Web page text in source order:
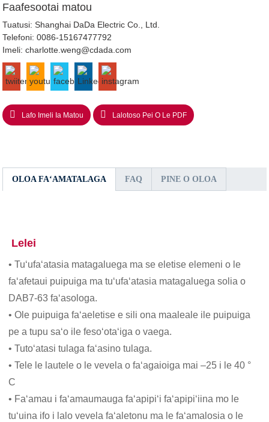
Faafesootai matou
Tuatusi: Shanghai DaDa Electric Co., Ltd.
Telefoni:0086-15167477792
Imeli:charlotte.weng@cdada.com
Lafo Imeli Ia Matou Lalotoso Pei O Le PDF
OLOA FAʻAMATALAGA FAQ PINE O OLOA
Lelei
• Tuʻufaʻatasia matagaluega ma se eletise elemeni o le
faʻafetaui puipuiga ma tuʻufaʻatasia matagaluega solia o
DAB7-63 faʻasologa.
• Ole puipuiga faʻaeletise e sili ona maaleale ile puipuiga
pe a tupu saʻo ile fesoʻotaʻiga o vaega.
• Tutoʻatasi tulaga faʻasino tulaga.
• Tele le lautele o le vevela o faʻagaioiga mai –25 i le 40 °
C
• Faʻamau i faʻamaumauga faʻapipiʻi faʻapipiʻiina mo le
tuʻuina ifo i lalo vevela faʻaletonu ma le faʻamalosia o le